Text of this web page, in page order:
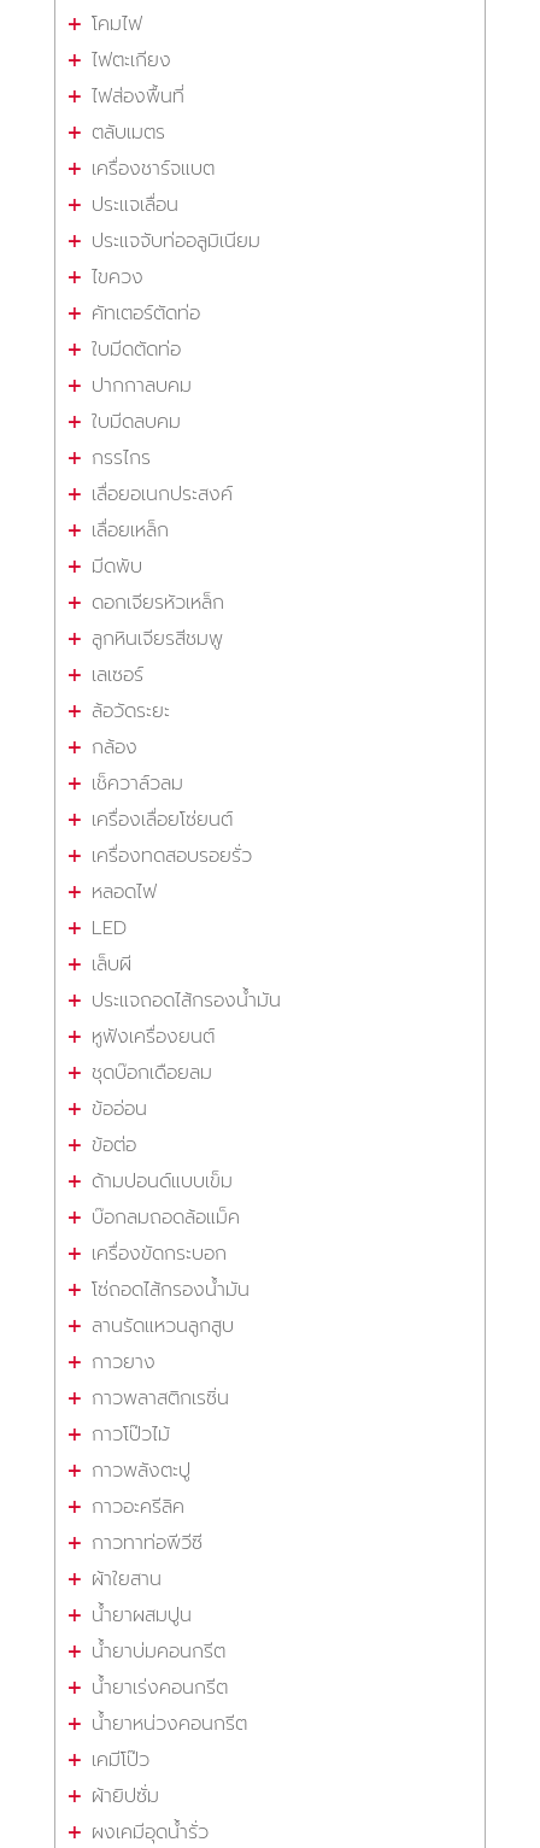
โคมไฟ
ไฟตะเกียง
ไฟส่องพื้นที่
ตลับเมตร
เครื่องชาร์จแบต
ประแจเลื่อน
ประแจจับท่ออลูมิเนียม
ไขควง
คัทเตอร์ตัดท่อ
ใบมีดตัดท่อ
ปากกาลบคม
ใบมีดลบคม
กรรไกร
เลื่อยอเนกประสงค์
เลื่อยเหล็ก
มีดพับ
ดอกเจียรหัวเหล็ก
ลูกหินเจียรสีชมพู
เลเซอร์
ล้อวัดระยะ
กล้อง
เช็ควาล์วลม
เครื่องเลื่อยโซ่ยนต์
เครื่องทดสอบรอยรั่ว
หลอดไฟ
LED
เล็บผี
ประแจถอดไส้กรองน้ำมัน
หูฟังเครื่องยนต์
ชุดบ๊อกเดือยลม
ข้ออ่อน
ข้อต่อ
ด้ามปอนด์แบบเข็ม
บ๊อกลมถอดล้อแม็ค
เครื่องขัดกระบอก
โซ่ถอดไส้กรองน้ำมัน
ลานรัดแหวนลูกสูบ
กาวยาง
กาวพลาสติกเรซิ่น
กาวโป๊วไม้
กาวพลังตะปู
กาวอะครีลิค
กาวทาท่อพีวีซี
ผ้าใยสาน
น้ำยาผสมปูน
น้ำยาบ่มคอนกรีต
น้ำยาเร่งคอนกรีต
น้ำยาหน่วงคอนกรีต
เคมีโป๊ว
ผ้ายิปซั่ม
ผงเคมีอุดน้ำรั่ว